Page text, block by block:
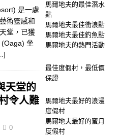
是一處
術靈感和
堂，已獲
(Oaga) 坐
天堂的
令人難
0
馬爾地夫的最佳潛水
點
馬爾地夫最佳衝浪點
馬爾地夫最佳釣魚點
馬爾地夫的熱門活動
最佳度假村，最低價
保證
馬爾地夫最好的浪漫
度假村
馬爾地夫最好的蜜月
度假村